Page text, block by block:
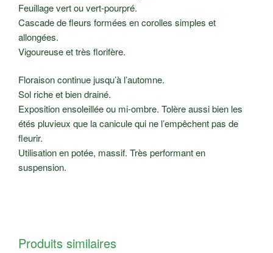
Feuillage vert ou vert-pourpré.
Cascade de fleurs formées en corolles simples et
allongées.
Vigoureuse et très florifère.
Floraison continue jusqu’à l’automne.
Sol riche et bien drainé.
Exposition ensoleillée ou mi-ombre. Tolère aussi bien les
étés pluvieux que la canicule qui ne l’empêchent pas de
fleurir.
Utilisation en potée, massif. Très performant en
suspension.
Produits similaires